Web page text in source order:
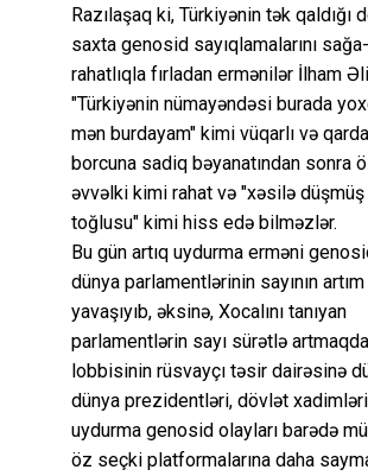
Razılaşaq ki, Türkiyənin tək qaldığı
saxta genosid sayıqlamalarını
rahatlıqla fırladan ermənilər İlham
"Türkiyənin nümayəndəsi burada
mən burdayam" kimi vüqarlı və
borcuna sadiq bəyanatından sonra
əvvəlki kimi rahat və "xəsilə
toğlusu" kimi hiss edə bilməzlər.
Bu gün artıq uydurma erməni
dünya parlamentlərinin sayının
yavaşıyıb, əksinə, Xocalını tanıyan
parlamentlərin sayı sürətlə
lobbisinin rüsvayçı təsir dairəsinə
dünya prezidentləri, dövlət
uydurma genosid olayları barədə
öz seçki platformalarına daha